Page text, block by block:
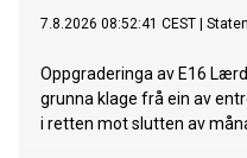
7.8.2026 08:52:41 CEST
Oppgraderinga av E16
grunna klage frå ein av
i retten mot slutten av